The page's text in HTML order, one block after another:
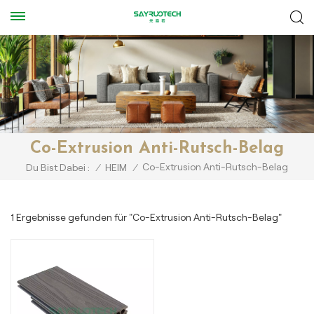
Co-Extrusion Anti-Rutsch-Belag
Du Bist Dabei : / HEIM / Co-Extrusion Anti-Rutsch-Belag
1 Ergebnisse gefunden für "Co-Extrusion Anti-Rutsch-Belag"